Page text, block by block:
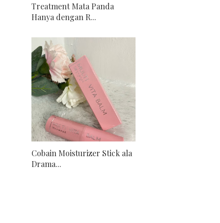
Treatment Mata Panda
Hanya dengan R...
Cobain Moisturizer Stick ala
Drama...